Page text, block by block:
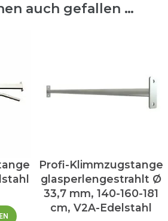
auch gefallen …
Profi-Klimmzugstange
glasperlengestrahlt Ø
33,7 mm, 140-160-181
cm, V2A-Edelstahl